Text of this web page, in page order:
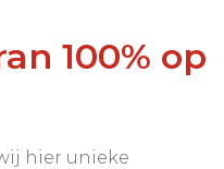
100% op
hier unieke